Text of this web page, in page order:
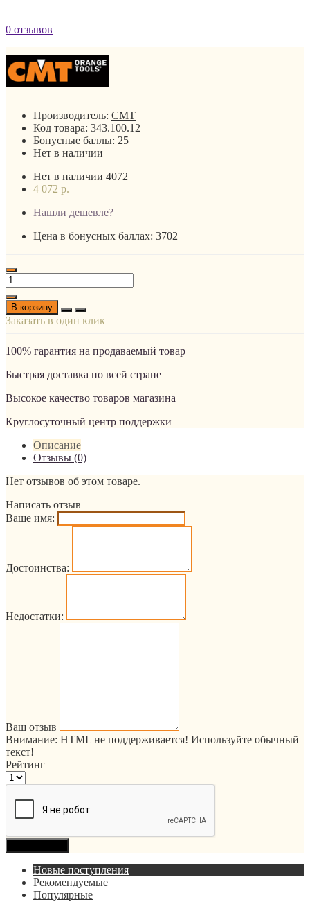
0 отзывов
Производитель: CMT
Код товара: 343.100.12
Бонусные баллы: 25
Нет в наличии
Нет в наличии 4072
4 072 р.
Нашли дешевле?
Цена в бонусных баллах: 3702
В корзину
Заказать в один клик
100% гарантия на продаваемый товар
Быстрая доставка по всей стране
Высокое качество товаров магазина
Круглосуточный центр поддержки
Описание
Отзывы (0)
Нет отзывов об этом товаре.
Написать отзыв
Ваше имя:
Достоинства:
Недостатки:
Ваш отзыв
Внимание: HTML не поддерживается! Используйте обычный
текст!
Рейтинг
Новые поступления
Рекомендуемые
Популярные